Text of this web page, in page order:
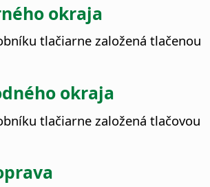
okraja
tlačiarne založená tlačenou
okraja
tlačiarne založená tlačovou